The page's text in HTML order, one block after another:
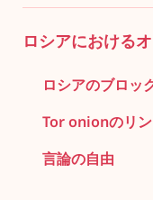
ロシアにおける
ロシアのブロッ
Tor onionのリ
言論の自由